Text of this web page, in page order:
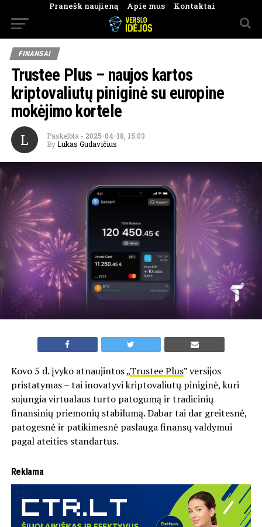
Pranešk naujieną Apie mus Kontaktai
FINANSAI
Trustee Plus – naujos kartos
kriptovaliutų piniginė su europine
mokėjimo kortele
L Paskelbta - 2025-04-18, 15:03
By Lukas Gudavičius
Kovo 5 d. įvyko atnaujintos „Trustee Plus” versijos
pristatymas – tai inovatyvi kriptovaliutų piniginė, kuri
sujungia virtualaus turto patogumą ir tradicinių
finansinių priemonių stabilumą. Dabar tai dar greitesnė,
patogesnė ir patikimesnė paslauga finansų valdymui
pagal ateities standartus.
Reklama